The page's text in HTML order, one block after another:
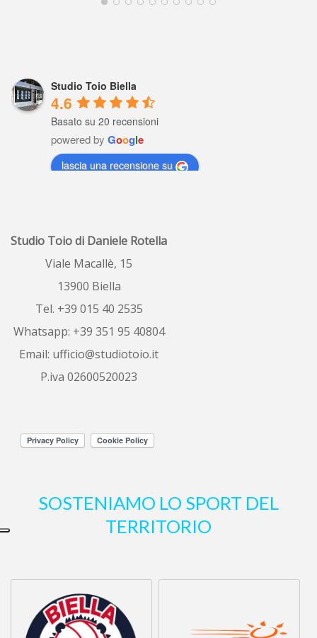
Studio Toio Biella
4.6
Basato su 20 recensioni
powered by Google
lascia una recensione su
fatto valutare il  mio  alloggio , profe
leggi tutto
ombretta porrino
Ottimo servizio,
sono riuscita a vendere il mio alloggio
in...leggi tutto
Luca Siletti
Altre recensioni
Studio Toio di Daniele Rotella
Viale Macallè, 15
13900 Biella
Tel. +39 015 40 2535
Whatsapp: +39 351 95 40804
Email: ufficio@studiotoio.it
P.iva 02600520023
SOSTENIAMO LO SPORT DEL
TERRITORIO